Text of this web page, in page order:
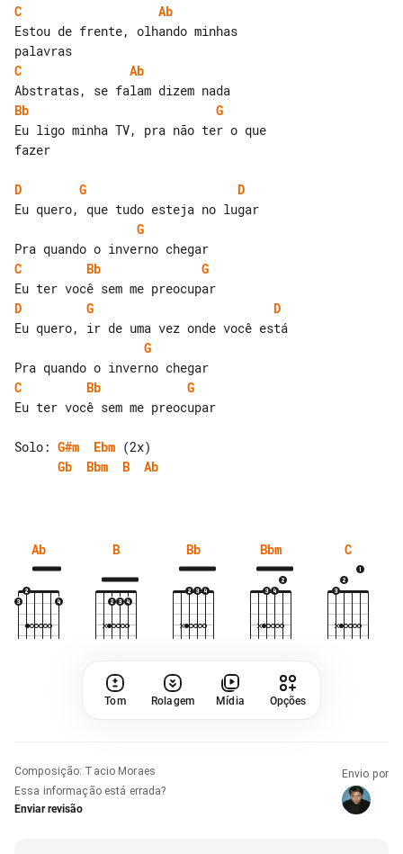
C
Ab
Estou de frente, olhando minhas
C
Ab
Bb
G
Eu ligo minha TV, pra não ter o que
fazer
D G
D
G
C
Bb
G
D
G
D
G
C
Bb
G
Eu ter você sem me preocupar
Solo: G#m Ebm
Gb
Bbm B Ab
Ab B Bb Bbm C
Tom Rolagem Mídia Opções
Composição: Tacio Moraes
Essa informação está errada?
Enviar revisão
Envio por